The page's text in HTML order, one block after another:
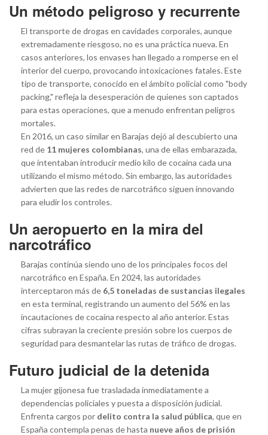
Un método peligroso y recurrente
El transporte de drogas en cavidades corporales, aunque
extremadamente riesgoso, no es una práctica nueva. En
casos anteriores, los envases han llegado a romperse en el
interior del cuerpo, provocando intoxicaciones fatales. Este
tipo de transporte, conocido en el ámbito policial como "body
packing," refleja la desesperación de quienes son captados
para estas operaciones, que a menudo enfrentan peligros
mortales.
En 2016, un caso similar en Barajas dejó al descubierto una
red de 11 mujeres colombianas, una de ellas embarazada,
que intentaban introducir medio kilo de cocaína cada una
utilizando el mismo método. Sin embargo, las autoridades
advierten que las redes de narcotráfico siguen innovando
para eludir los controles.
Un aeropuerto en la mira del
narcotráfico
Barajas continúa siendo uno de los principales focos del
narcotráfico en España. En 2024, las autoridades
interceptaron más de 6,5 toneladas de sustancias ilegales
en esta terminal, registrando un aumento del 56% en las
incautaciones de cocaína respecto al año anterior. Estas
cifras subrayan la creciente presión sobre los cuerpos de
seguridad para desmantelar las rutas de tráfico de drogas.
Futuro judicial de la detenida
La mujer gijonesa fue trasladada inmediatamente a
dependencias policiales y puesta a disposición judicial.
Enfrenta cargos por delito contra la salud pública, que en
España contempla penas de hasta nueve años de prisión